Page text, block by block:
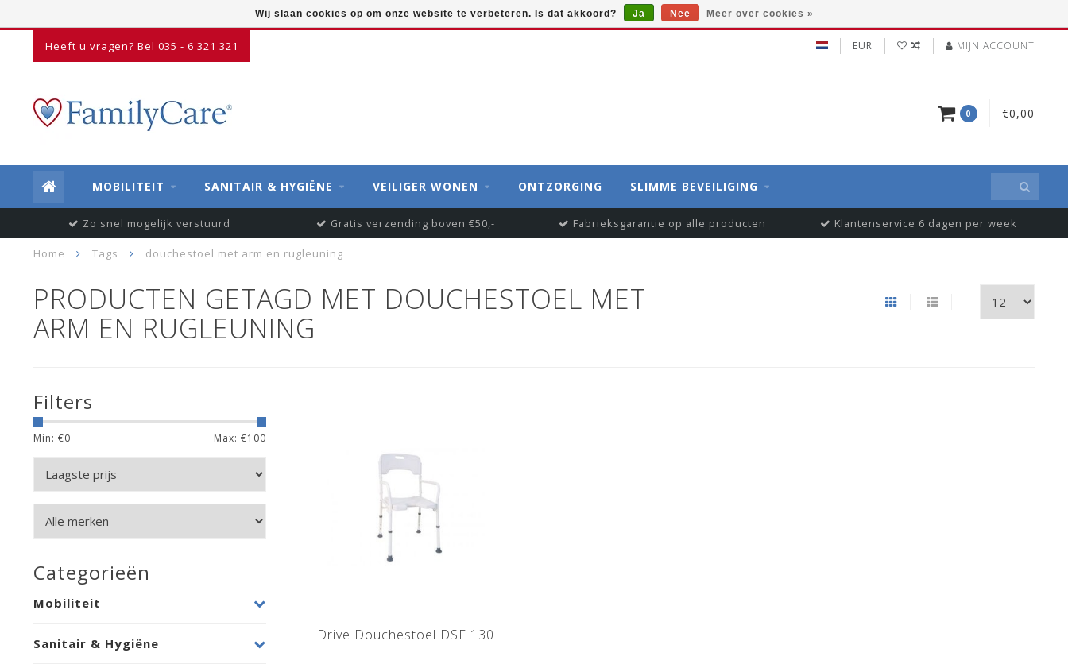
Heeft u vragen? Bel 035 - 6 321 321 EUR MIJN ACCOUNT
0 €0,00
MOBILITEIT SANITAIR & HYGIËNE VEILIGER WONEN ONTZORGING SLIMME BEVEILIGING
Zo snel mogelijk verstuurd Gratis verzending boven €50,- Fabrieksgarantie op alle producten Klantenservice 6 dagen per week
Home Tags douchestoel met arm en rugleuning
PRODUCTEN GETAGD MET DOUCHESTOEL MET
ARM EN RUGLEUNING
Filters
Min: €0 Max: €100
Categorieën
Mobiliteit
Sanitair & Hygiëne Drive Douchestoel DSF 130
Wij slaan cookies op om onze website te verbeteren. Is dat akkoord? Ja Nee Meer over cookies »